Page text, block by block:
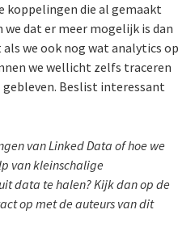
koppelingen die al gemaakt
dat er meer mogelijk is dan
we ook nog wat analytics op
we wellicht zelfs traceren
gebleven. Beslist interessant
van Linked Data of hoe we
van kleinschalige
data te halen? Kijk dan op de
op met de auteurs van dit